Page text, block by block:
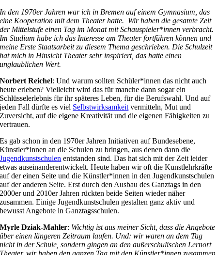
In den 1970er Jahren war ich in Bremen auf einem Gymnasium, das
eine Kooperation mit dem Theater hatte. Wir haben die gesamte Zeit
der Mittelstufe einen Tag im Monat mit Schauspieler*innen verbracht.
Im Studium habe ich das Interesse am Theater fortführen können und
meine Erste Staatsarbeit zu diesem Thema geschrieben. Die Schulzeit
hat mich in Hinsicht Theater sehr inspiriert, das hatte einen
unglaublichen Wert.
Norbert Reichel: Und warum sollten Schüler*innen das nicht auch
heute erleben? Vielleicht wird das für manche dann sogar ein
Schlüsselerlebnis für ihr späteres Leben, für die Berufswahl. Und auf
jeden Fall dürfte es viel Selbstwirksamkeit vermitteln, Mut und
Zuversicht, auf die eigene Kreativität und die eigenen Fähigkeiten zu
vertrauen.
Es gab schon in den 1970er Jahren Initiativen auf Bundesebene,
Künstler*innen an die Schulen zu bringen, aus denen dann die
Jugendkunstschulen entstanden sind. Das hat sich mit der Zeit leider
etwas auseinanderentwickelt. Heute haben wir oft die Kunstlehrkräfte
auf der einen Seite und die Künstler*innen in den Jugendkunstschulen
auf der anderen Seite. Erst durch den Ausbau des Ganztags in den
2000er und 2010er Jahren rückten beide Seiten wieder näher
zusammen. Einige Jugendkunstschulen gestalten ganz aktiv und
bewusst Angebote in Ganztagsschulen.
Myrle Dziak-Mahler: Wichtig ist aus meiner Sicht, dass die Angebote
über einen längeren Zeitraum laufen. Und: wir waren an dem Tag
nicht in der Schule, sondern gingen an den außerschulischen Lernort
Theater, wir haben den ganzen Tag mit den Künstler*innen zusammen